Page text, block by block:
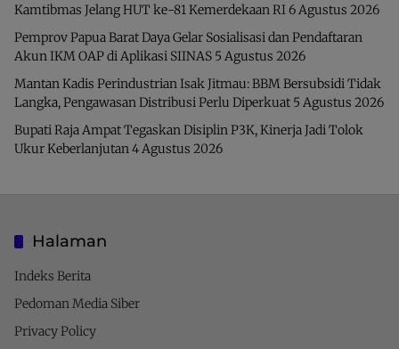
Kamtibmas Jelang HUT ke-81 Kemerdekaan RI6 Agustus 2026
Pemprov Papua Barat Daya Gelar Sosialisasi dan Pendaftaran
Akun IKM OAP di Aplikasi SIINAS 5 Agustus 2026
Mantan Kadis Perindustrian Isak Jitmau: BBM Bersubsidi Tidak
Langka, Pengawasan Distribusi Perlu Diperkuat 5 Agustus 2026
Bupati Raja Ampat Tegaskan Disiplin P3K, Kinerja Jadi Tolok
Ukur Keberlanjutan4 Agustus 2026
Halaman
Indeks Berita
Pedoman Media Siber
Privacy Policy